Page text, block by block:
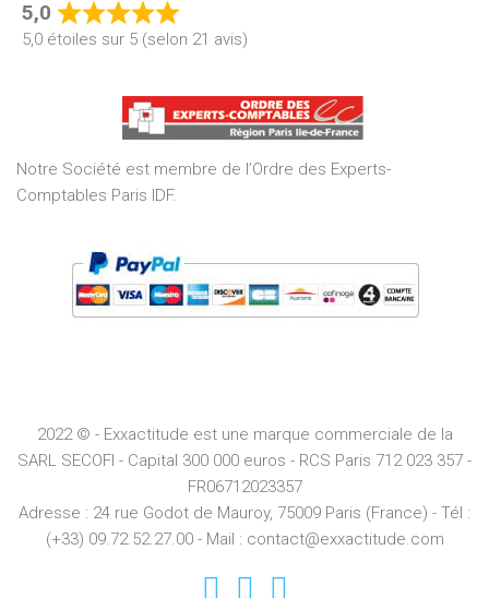
5,0
Rated
5,0
of
5
5,0 étoiles sur 5 (selon 21 avis)
Notre Société est membre de l’Ordre des Experts-
Comptables Paris IDF.
2022 © - Exxactitude est une marque commerciale de la
SARL SECOFI - Capital 300 000 euros - RCS Paris 712 023 357 -
FR06712023357
Adresse : 24 rue Godot de Mauroy, 75009 Paris (France) - Tél :
(+33) 09.72.52.27.00 - Mail : contact@exxactitude.com